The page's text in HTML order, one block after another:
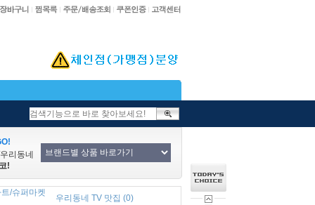
리동네
!
/슈퍼마켓
우리동네 TV 맛집 (0)